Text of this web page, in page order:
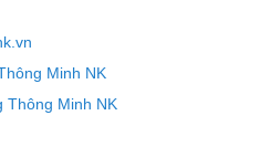
Minh NK
Thông Minh NK